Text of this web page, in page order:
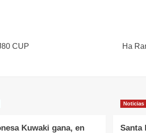
CUP
Ha
Kuwaki gana, en
Noticias
Santa